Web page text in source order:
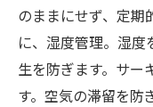
のままにせず、定期
に、湿度管理。湿
生を防ぎます。サー
す。空気の滞留を防